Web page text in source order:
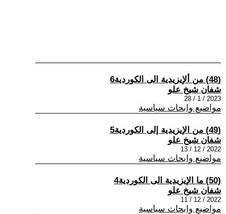
(48) من ألإيزيدية الى الكوردية6
شفان شيخ علو
2023 / 1 / 28
مواضيع وابحاث سياسية
(49) من الإيزيدية إلى الكوردية5
شفان شيخ علو
2022 / 12 / 13
مواضيع وابحاث سياسية
(50) ما الإيزيدية الى الكوردية4
شفان شيخ علو
2022 / 12 / 11
مواضيع وابحاث سياسية